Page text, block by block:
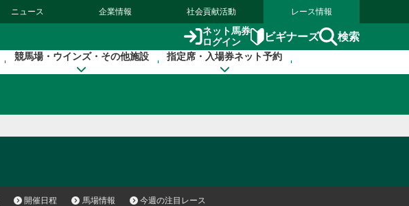
ニュース 企業情報 社会貢献活動 レース情報
ネット馬券
ログイン
ビギナーズ 検索
競馬場・ウインズ・その他施設 指定席・入場券ネット予約
開催日程 馬場情報 今週の注目レース